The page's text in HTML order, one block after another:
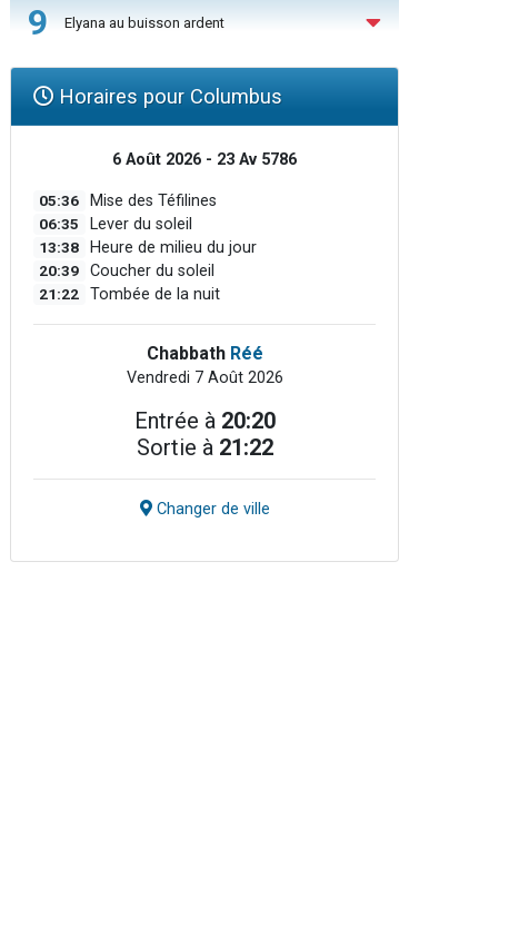
9 Elyana au buisson ardent
Horaires pour Columbus
6 Août 2026 - 23 Av 5786
05:36 Mise des Téfilines
06:35 Lever du soleil
13:38 Heure de milieu du jour
20:39 Coucher du soleil
21:22 Tombée de la nuit
Chabbath Réé
Vendredi 7 Août 2026
Entrée à 20:20
Sortie à 21:22
Changer de ville